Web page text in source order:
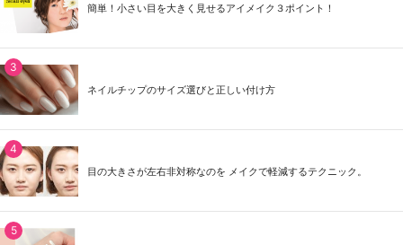
簡単！小さい目を大きく見せるアイメイク３ポイント！
ネイルチップのサイズ選びと正しい付け方
目の大きさが左右非対称なのを メイクで軽減するテクニック。